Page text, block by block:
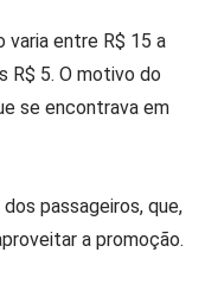
varia entre R$ 15 a
R$ 5. O motivo do
se encontrava em
passageiros, que,
a promoção.